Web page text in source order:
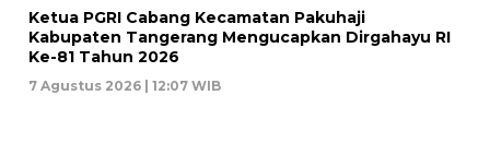
Ketua PGRI Cabang Kecamatan Pakuhaji
Kabupaten Tangerang Mengucapkan Dirgahayu RI
Ke-81 Tahun 2026
7 Agustus 2026 | 12:07 WIB